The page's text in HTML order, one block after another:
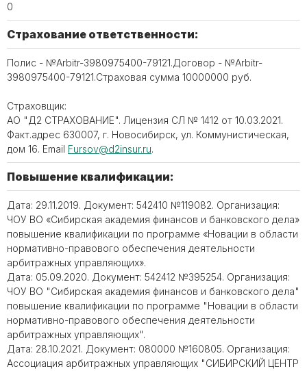
0
Страхование ответственности:
Полис - №Arbitr-3980975400-79121.Договор - №Arbitr-
3980975400-79121.Страховая сумма 10000000 руб.
Страховщик:
АО "Д2 СТРАХОВАНИЕ". Лицензия СЛ № 1412 от 10.03.2021.
Факт.адрес 630007, г. Новосибирск, ул. Коммунистическая,
дом 16. Email Fursov@d2insur.ru.
Повышение квалификации:
Дата: 29.11.2019. Документ: 542410 №119082. Организация:
ЧОУ ВО «Сибирская академия финансов и банковского дела»
повышение квалификации по программе «Новации в области
нормативно-правового обеспечения деятельности
арбитражных управляющих».
Дата: 05.09.2020. Документ: 542412 №395254. Организация:
ЧОУ ВО "Сибирская академия финансов и банковского дела"
повышение квалификации по программе "Новации в области
нормативно-правового обеспечения деятельности
арбитражных управляющих".
Дата: 28.10.2021. Документ: 080000 №160805. Организация:
Ассоциация арбитражных управляющих "СИБИРСКИЙ ЦЕНТР